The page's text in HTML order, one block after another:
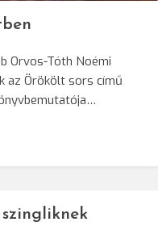
Orvos-Tóth Noémi
az Örökölt sors című
szingliknek